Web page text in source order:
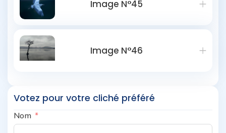
Image N°45
Image N°46
Votez pour votre cliché préféré
Nom